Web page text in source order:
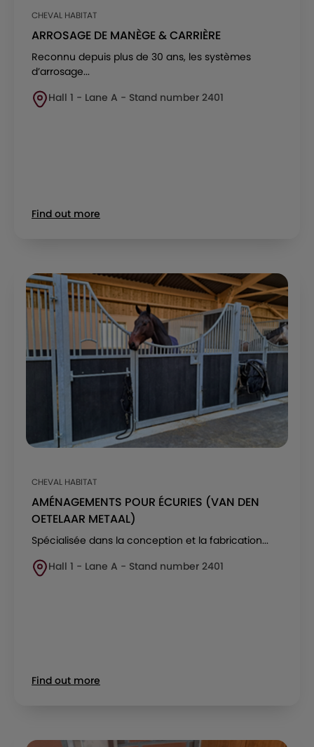
CHEVAL HABITAT
ARROSAGE DE MANÈGE & CARRIÈRE
Reconnu depuis plus de 30 ans, les systèmes
d’arrosage...
Hall 1 - Lane A - Stand number 2401
Find out more
CHEVAL HABITAT
AMÉNAGEMENTS POUR ÉCURIES (VAN DEN
OETELAAR METAAL)
Spécialisée dans la conception et la fabrication...
Hall 1 - Lane A - Stand number 2401
Find out more